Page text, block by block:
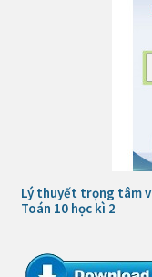
Lý thuyết trọng tâm
Toán 10 học kì 2